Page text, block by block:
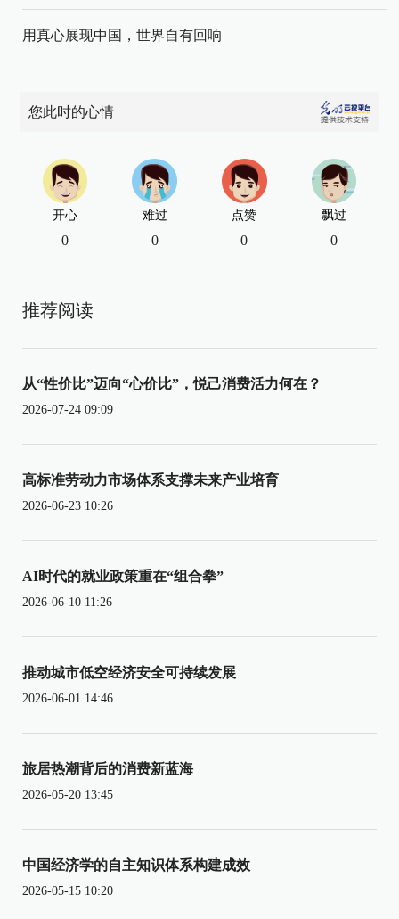
用真心展现中国，世界自有回响
您此时的心情
开心
0
难过
0
点赞
0
飘过
0
推荐阅读
从“性价比”迈向“心价比”，悦己消费活力何在？
2026-07-24 09:09
高标准劳动力市场体系支撑未来产业培育
2026-06-23 10:26
AI时代的就业政策重在“组合拳”
2026-06-10 11:26
推动城市低空经济安全可持续发展
2026-06-01 14:46
旅居热潮背后的消费新蓝海
2026-05-20 13:45
中国经济学的自主知识体系构建成效
2026-05-15 10:20